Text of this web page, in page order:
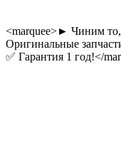
<marquee>► Чиним то,
Оригинальные
✅ Гарантия 1 год!</